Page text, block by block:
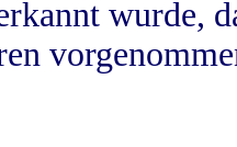
wurde,